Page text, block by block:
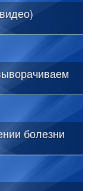
болезни